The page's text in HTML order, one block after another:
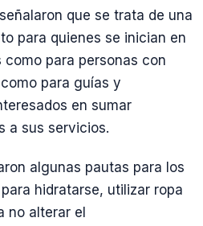
que se trata de una
para quienes se inician en
como para personas con
para guías y
en sumar
a sus servicios.
algunas pautas para los
hidratarse, utilizar ropa
no alterar el